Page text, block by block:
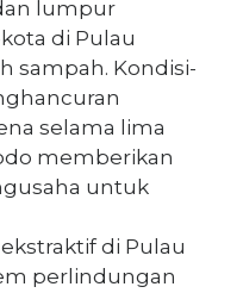
lumpur
di Pulau
sampah. Kondisi-
selama lima
memberikan
untuk
di Pulau
perlindungan